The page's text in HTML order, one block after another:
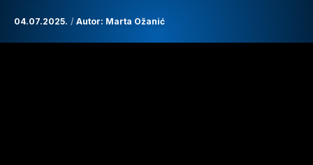
04.07.2025. Autor: Marta Ožanić